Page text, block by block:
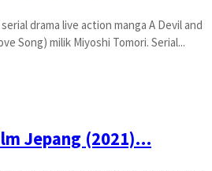
drama live action manga A Devil and
Song) milik Miyoshi Tomori. Serial...
Jepang (2021)…